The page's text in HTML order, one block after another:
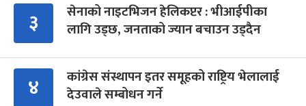
३
सेनाको नाइटभिजन हेलिकप्टर : भीआईपीका
लागि उड्छ, जनताको ज्यान बचाउन उड्दैन
४
कांग्रेस संस्थापन इतर समूहको राष्ट्रिय भेलालाई
देउवाले सम्बोधन गर्ने